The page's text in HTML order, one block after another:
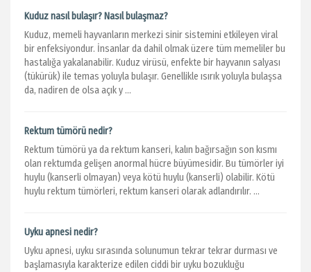
Kuduz nasıl bulaşır? Nasıl bulaşmaz?
Kuduz, memeli hayvanların merkezi sinir sistemini etkileyen viral
bir enfeksiyondur. İnsanlar da dahil olmak üzere tüm memeliler bu
hastalığa yakalanabilir. Kuduz virüsü, enfekte bir hayvanın salyası
(tükürük) ile temas yoluyla bulaşır. Genellikle ısırık yoluyla bulaşsa
da, nadiren de olsa açık y ...
Rektum tümörü nedir?
Rektum tümörü ya da rektum kanseri, kalın bağırsağın son kısmı
olan rektumda gelişen anormal hücre büyümesidir. Bu tümörler iyi
huylu (kanserli olmayan) veya kötü huylu (kanserli) olabilir. Kötü
huylu rektum tümörleri, rektum kanseri olarak adlandırılır. ...
Uyku apnesi nedir?
Uyku apnesi, uyku sırasında solunumun tekrar tekrar durması ve
başlamasıyla karakterize edilen ciddi bir uyku bozukluğu